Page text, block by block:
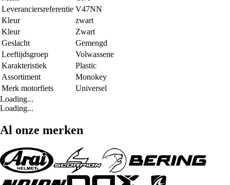
Leveranciersreferentie V47NN
Kleur
zwart
Kleur
Zwart
Geslacht
Gemengd
Leeftijdsgroep
Volwassene
Karakteristiek
Plastic
Assortiment
Monokey
Merk motorfiets
Universel
Loading...
Loading...
Al onze merken